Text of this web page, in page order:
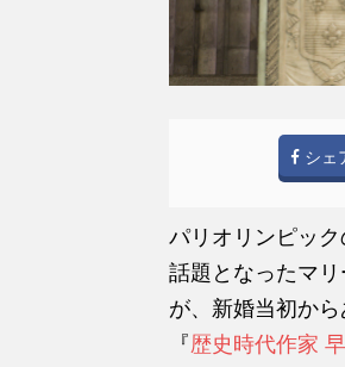
シェ
パリオリンピッ
話題となったマ
が、新婚当初か
『歴史時代作家